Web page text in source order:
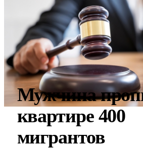
Мужчина
квартире 400
мигрантов